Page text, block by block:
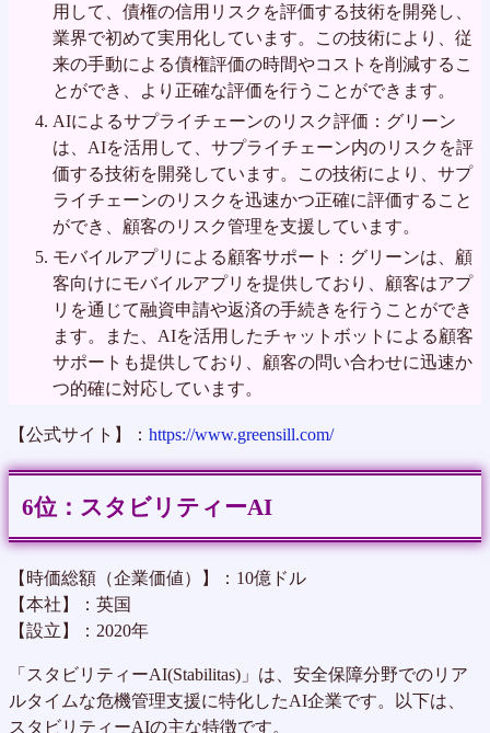
用して、債権の信用リスクを評価する技術を開発し、
業界で初めて実用化しています。この技術により、従
来の手動による債権評価の時間やコストを削減するこ
とができ、より正確な評価を行うことができます。
AIによるサプライチェーンのリスク評価：グリーン
は、AIを活用して、サプライチェーン内のリスクを評
価する技術を開発しています。この技術により、サプ
ライチェーンのリスクを迅速かつ正確に評価すること
ができ、顧客のリスク管理を支援しています。
モバイルアプリによる顧客サポート：グリーンは、顧
客向けにモバイルアプリを提供しており、顧客はアプ
リを通じて融資申請や返済の手続きを行うことができ
ます。また、AIを活用したチャットボットによる顧客
サポートも提供しており、顧客の問い合わせに迅速か
つ的確に対応しています。
【公式サイト】： https://www.greensill.com/
スタビリティーAI
【時価総額（企業価値）】：10億ドル
【本社】：英国
【設立】：2020年
「スタビリティーAI(Stabilitas)」は、安全保障分野でのリア
ルタイムな危機管理支援に特化したAI企業です。以下は、
スタビリティーAIの主な特徴です。